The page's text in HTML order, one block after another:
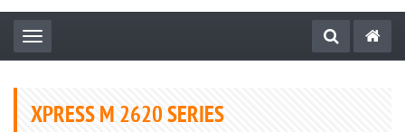
Toggle navigation
XPRESS M 2620 SERIES